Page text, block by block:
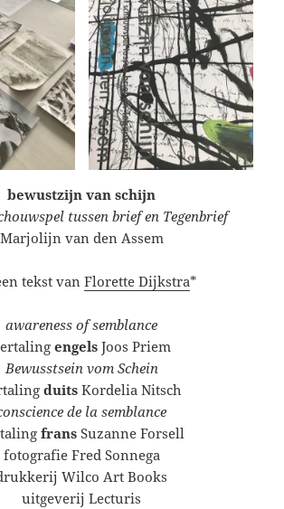
bewustzijn van schijn
tussen brief en Tegenbrief
Marjolijn van den Assem
tekst van Florette Dijkstra*
awareness of semblance
engels Joos Priem
Bewusstsein vom Schein
duits Kordelia Nitsch
de la semblance
frans Suzanne Forsell
fotografie Fred Sonnega
Wilco Art Books
uitgeverij Lecturis